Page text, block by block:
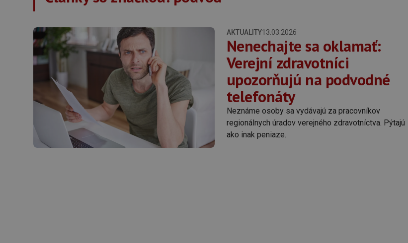
AKTUALITY13.03.2026
Nenechajte sa oklamať:
Verejní zdravotníci
upozorňujú na podvodné
telefonáty
Neznáme osoby sa vydávajú za pracovníkov
regionálnych úradov verejného zdravotníctva. Pýtajú
ako inak peniaze.